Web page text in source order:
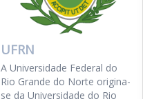
UFRN
A Universidade Federal do
Rio Grande do Norte origina-
se da Universidade do Rio